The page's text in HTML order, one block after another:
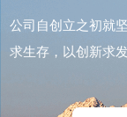
公司自创立之初就
求生存，以创新求